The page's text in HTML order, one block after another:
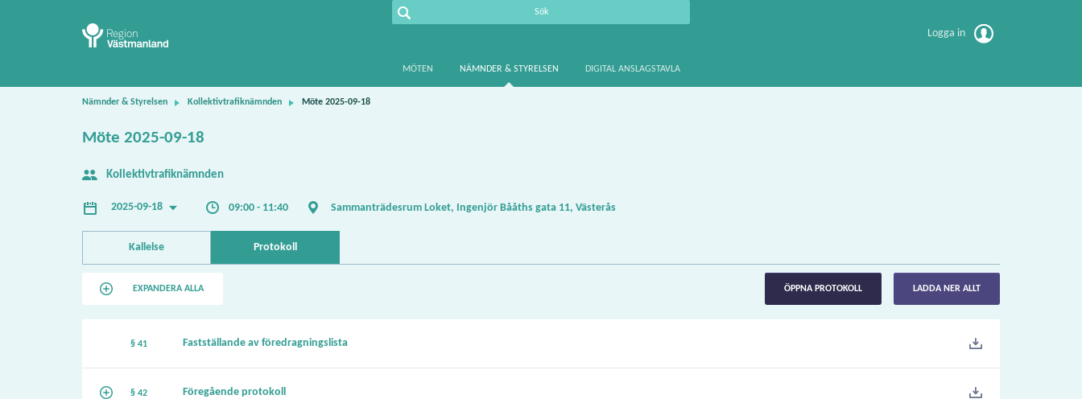
Logga in
MÖTEN NÄMNDER & STYRELSEN DIGITAL ANSLAGSTAVLA
Nämnder & Styrelsen Kollektivtrafiknämnden Möte 2025-09-18
Möte 2025-09-18
Kollektivtrafiknämnden
2025-09-18 09:00 - 11:40 Sammanträdesrum Loket, Ingenjör Bååths gata 11, Västerås
Kallelse Protokoll
EXPANDERA ALLA ÖPPNA PROTOKOLL LADDA NER ALLT
§ 41 Fastställande av föredragningslista
§ 42 Föregående protokoll